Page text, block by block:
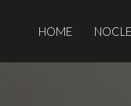
HOME